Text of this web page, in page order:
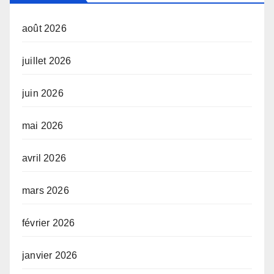
août 2026
juillet 2026
juin 2026
mai 2026
avril 2026
mars 2026
février 2026
janvier 2026